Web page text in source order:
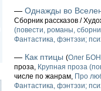
— Однажды во
Сборник рассказов /
(повести, романы,
Фантастика, фэнтэзи;
— Как птицы (Олег
проза, Крупная проза
числе по жанрам, Про
Фантастика, фэнтэзи;